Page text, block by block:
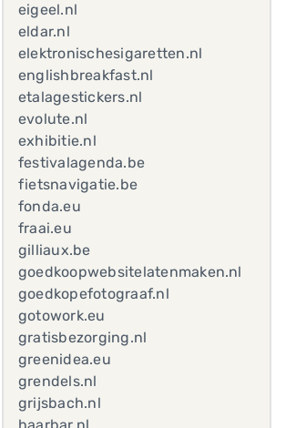
eigeel.nl
eldar.nl
elektronischesigaretten.nl
englishbreakfast.nl
etalagestickers.nl
evolute.nl
exhibitie.nl
festivalagenda.be
fietsnavigatie.be
fonda.eu
fraai.eu
gilliaux.be
goedkoopwebsitelatenmaken.nl
goedkopefotograaf.nl
gotowork.eu
gratisbezorging.nl
greenidea.eu
grendels.nl
grijsbach.nl